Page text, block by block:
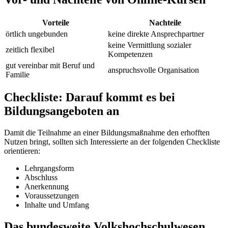
Vorteile
Nachteile
örtlich ungebunden
keine direkte Ansprechpartner
zeitlich flexibel
keine Vermittlung sozialer
Kompetenzen
gut vereinbar mit Beruf und
Familie
anspruchsvolle Organisation
Checkliste: Darauf kommt es bei
Bildungsangeboten an
Damit die Teilnahme an einer Bildungsmaßnahme den erhofften
Nutzen bringt, sollten sich Interessierte an der folgenden Checkliste
orientieren:
Lehrgangsform
Abschluss
Anerkennung
Voraussetzungen
Inhalte und Umfang